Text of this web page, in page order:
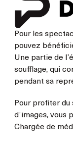
Pour les
pouvez
Une partie de
soufflage, qui
pendant sa
Pour profiter du
d’images, vous
Chargée de